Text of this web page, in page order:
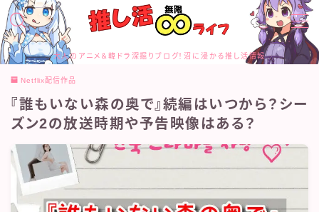
大人のアニメ＆韓ドラ深掘りブログ！沼に浸かる推し活情報
MENU
カテゴリー
サイトマップ
トップページ
プロフィール
メディアコンテンツポリシー
運営者情報
Netflix配信作品
『誰もいない森の奥で』続編はいつから？シー
ズン2の放送時期や予告映像はある？